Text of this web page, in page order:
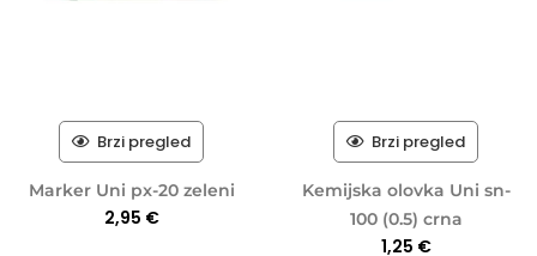
Brzi pregled
Marker Uni px-20 zeleni
2,95 €
Brzi pregled
Kemijska olovka Uni sn-
100 (0.5) crna
1,25 €